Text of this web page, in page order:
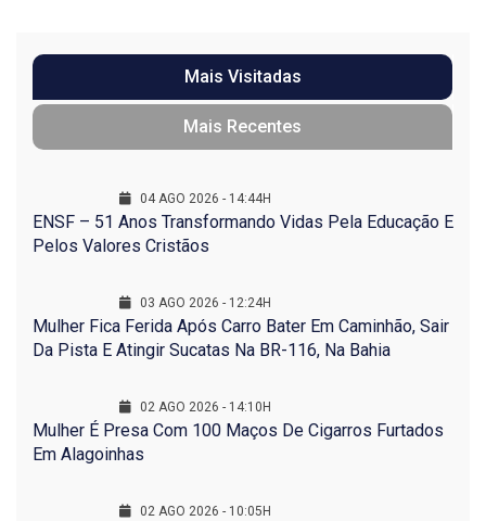
Mais Visitadas
Mais Recentes
04 AGO 2026 - 14:44H
ENSF – 51 Anos Transformando Vidas Pela Educação E
Pelos Valores Cristãos
03 AGO 2026 - 12:24H
Mulher Fica Ferida Após Carro Bater Em Caminhão, Sair
Da Pista E Atingir Sucatas Na BR-116, Na Bahia
02 AGO 2026 - 14:10H
Mulher É Presa Com 100 Maços De Cigarros Furtados
Em Alagoinhas
02 AGO 2026 - 10:05H